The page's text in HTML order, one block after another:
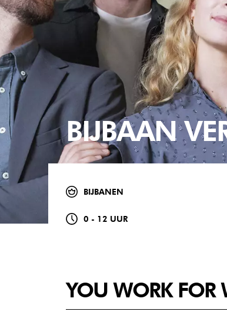
BIJBAAN
BIJBANEN
0 - 12 UUR
YOU WORK FOR